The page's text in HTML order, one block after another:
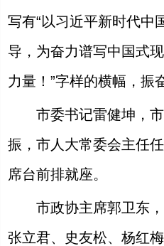
写有“以习近平新时代中
导，为奋力谱写中国式
力量！”字样的横幅，振
市委书记雷健坤，市
振，市人大常委会主任
席台前排就座。
市政协主席郭卫东，
张立君、史友松、杨红